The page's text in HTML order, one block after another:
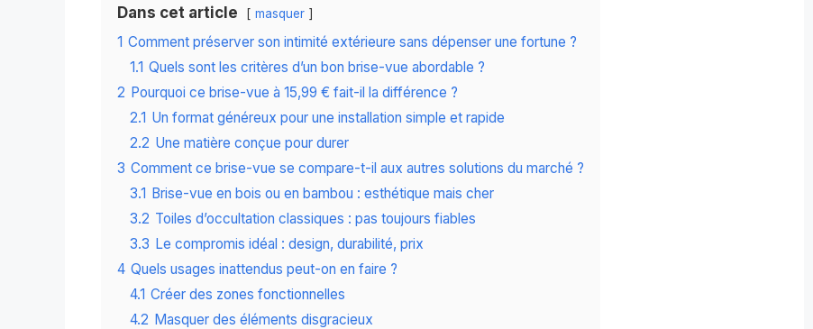
Dans cet article masquer
1 Comment préserver son intimité extérieure sans dépenser une fortune ?
1.1 Quels sont les critères d’un bon brise-vue abordable ?
2 Pourquoi ce brise-vue à 15,99 € fait-il la différence ?
2.1 Un format généreux pour une installation simple et rapide
2.2 Une matière conçue pour durer
3 Comment ce brise-vue se compare-t-il aux autres solutions du marché ?
3.1 Brise-vue en bois ou en bambou : esthétique mais cher
3.2 Toiles d’occultation classiques : pas toujours fiables
3.3 Le compromis idéal : design, durabilité, prix
4 Quels usages inattendus peut-on en faire ?
4.1 Créer des zones fonctionnelles
4.2 Masquer des éléments disgracieux